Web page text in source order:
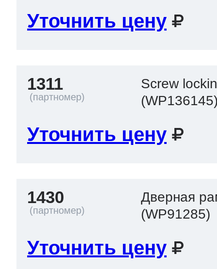
Уточнить цену
1311
Screw
Уточнить цену
1430
Дверная
(WP91285)
Уточнить цену